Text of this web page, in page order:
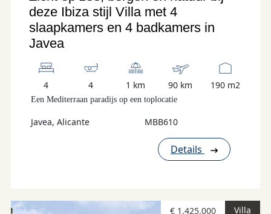
deze Ibiza stijl Villa met 4
slaapkamers en 4 badkamers in
Javea
4 4 1 km 90 km 190 m2
Een Mediterraan paradijs op een toplocatie
Javea, Alicante MBB610
Details
Villa
€ 1.425.000